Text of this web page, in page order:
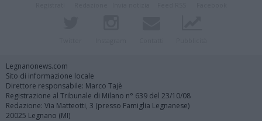
Legnanonews.com
Sito di informazione locale
Direttore responsabile: Marco Tajè
Registrazione al Tribunale di Milano n° 639 del 23/10/08
Redazione: Via Matteotti, 3 (presso Famiglia Legnanese)
20025 Legnano (MI)